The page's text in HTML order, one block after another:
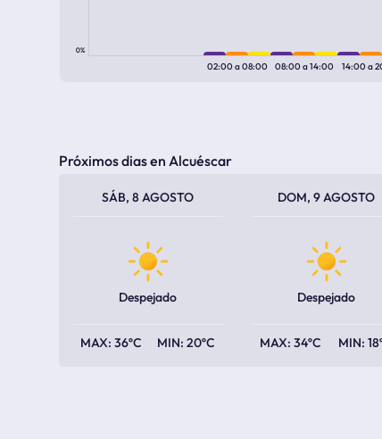
0%
02:00a08:00 08:00a14:00 14:00a
Próximos dias en Alcuéscar
SÁB, 8 AGOSTO
Despejado
36ºC 20ºC
DOM, 9 AGOSTO
Despejado
34ºC